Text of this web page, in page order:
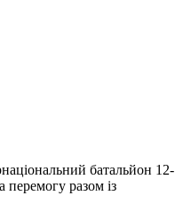
батальйон 12-
перемогу разом із